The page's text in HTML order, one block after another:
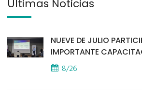
Últimas Noticias
NUEVE DE JULIO
IMPORTANTE
8/26